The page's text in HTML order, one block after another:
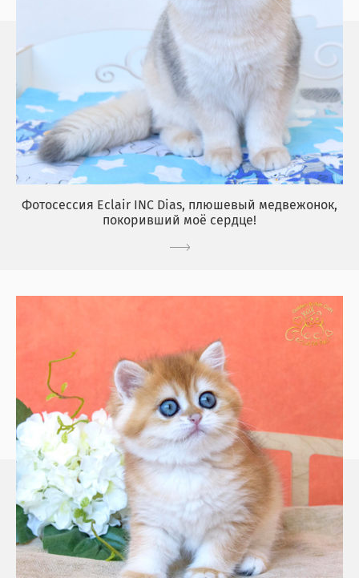
Фотосессия Eclair INC Dias, плюшевый медвежонок,
покоривший моё сердце!